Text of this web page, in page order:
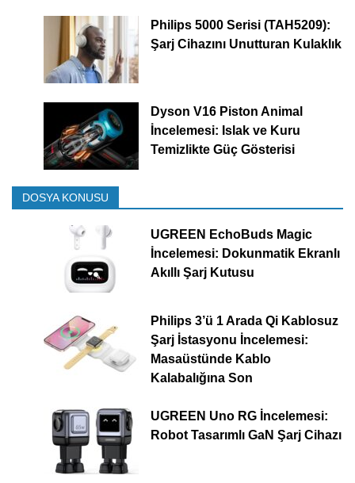
Philips 5000 Serisi (TAH5209):
Şarj Cihazını Unutturan Kulaklık
Dyson V16 Piston Animal
İncelemesi: Islak ve Kuru
Temizlikte Güç Gösterisi
DOSYA KONUSU
UGREEN EchoBuds Magic
İncelemesi: Dokunmatik Ekranlı
Akıllı Şarj Kutusu
Philips 3’ü 1 Arada Qi Kablosuz
Şarj İstasyonu İncelemesi:
Masaüstünde Kablo
Kalabalığına Son
UGREEN Uno RG İncelemesi:
Robot Tasarımlı GaN Şarj Cihazı